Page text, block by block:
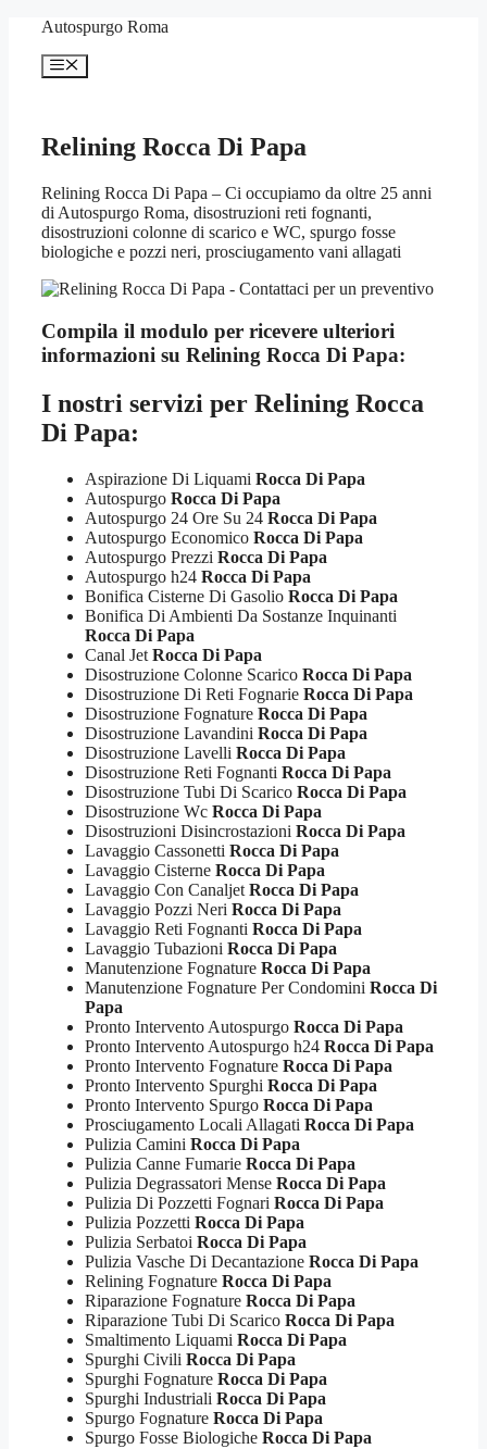
contenuto
Autospurgo Roma
Menu
Relining Rocca Di Papa
Relining Rocca Di Papa – Ci occupiamo da oltre 25 anni
di Autospurgo Roma, disostruzioni reti fognanti,
disostruzioni colonne di scarico e WC, spurgo fosse
biologiche e pozzi neri, prosciugamento vani allagati
Compila il modulo per ricevere ulteriori
informazioni su Relining Rocca Di Papa:
I nostri servizi per Relining Rocca
Di Papa:
Aspirazione Di Liquami Rocca Di Papa
Autospurgo Rocca Di Papa
Autospurgo 24 Ore Su 24 Rocca Di Papa
Autospurgo Economico Rocca Di Papa
Autospurgo Prezzi Rocca Di Papa
Autospurgo h24 Rocca Di Papa
Bonifica Cisterne Di Gasolio Rocca Di Papa
Bonifica Di Ambienti Da Sostanze Inquinanti
Rocca Di Papa
Canal Jet Rocca Di Papa
Disostruzione Colonne Scarico Rocca Di Papa
Disostruzione Di Reti Fognarie Rocca Di Papa
Disostruzione Fognature Rocca Di Papa
Disostruzione Lavandini Rocca Di Papa
Disostruzione Lavelli Rocca Di Papa
Disostruzione Reti Fognanti Rocca Di Papa
Disostruzione Tubi Di Scarico Rocca Di Papa
Disostruzione Wc Rocca Di Papa
Disostruzioni Disincrostazioni Rocca Di Papa
Lavaggio Cassonetti Rocca Di Papa
Lavaggio Cisterne Rocca Di Papa
Lavaggio Con Canaljet Rocca Di Papa
Lavaggio Pozzi Neri Rocca Di Papa
Lavaggio Reti Fognanti Rocca Di Papa
Lavaggio Tubazioni Rocca Di Papa
Manutenzione Fognature Rocca Di Papa
Manutenzione Fognature Per Condomini Rocca Di
Papa
Pronto Intervento Autospurgo Rocca Di Papa
Pronto Intervento Autospurgo h24 Rocca Di Papa
Pronto Intervento Fognature Rocca Di Papa
Pronto Intervento Spurghi Rocca Di Papa
Pronto Intervento Spurgo Rocca Di Papa
Prosciugamento Locali Allagati Rocca Di Papa
Pulizia Camini Rocca Di Papa
Pulizia Canne Fumarie Rocca Di Papa
Pulizia Degrassatori Mense Rocca Di Papa
Pulizia Di Pozzetti Fognari Rocca Di Papa
Pulizia Pozzetti Rocca Di Papa
Pulizia Serbatoi Rocca Di Papa
Pulizia Vasche Di Decantazione Rocca Di Papa
Relining Fognature Rocca Di Papa
Riparazione Fognature Rocca Di Papa
Riparazione Tubi Di Scarico Rocca Di Papa
Smaltimento Liquami Rocca Di Papa
Spurghi Civili Rocca Di Papa
Spurghi Fognature Rocca Di Papa
Spurghi Industriali Rocca Di Papa
Spurgo Fognature Rocca Di Papa
Spurgo Fosse Biologiche Rocca Di Papa